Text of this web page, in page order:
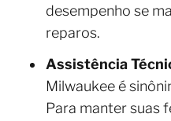
desempenho se
reparos.
Assistência
Milwaukee é
Para manter suas